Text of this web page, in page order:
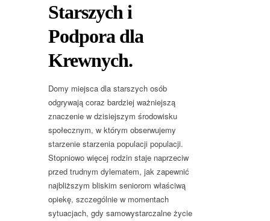
Starszych i
Podpora dla
Krewnych.
Domy miejsca dla starszych osób
odgrywają coraz bardziej ważniejszą
znaczenie w dzisiejszym środowisku
społecznym, w którym obserwujemy
starzenie starzenia populacji populacji.
Stopniowo więcej rodzin staje naprzeciw
przed trudnym dylematem, jak zapewnić
najbliższym bliskim seniorom właściwą
opiekę, szczególnie w momentach
sytuacjach, gdy samowystarczalne życie